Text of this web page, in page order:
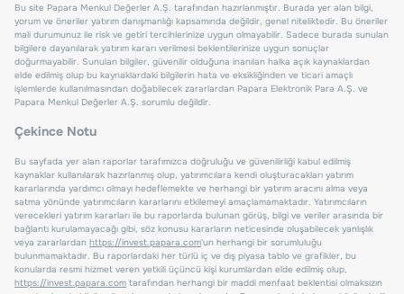
Bu site Papara Menkul Değerler A.Ş. tarafından hazırlanmıştır. Burada yer alan bilgi,
yorum ve öneriler yatırım danışmanlığı kapsamında değildir, genel niteliktedir. Bu öneriler
mali durumunuz ile risk ve getiri tercihlerinize uygun olmayabilir. Sadece burada sunulan
bilgilere dayanılarak yatırım kararı verilmesi beklentilerinize uygun sonuçlar
doğurmayabilir. Sunulan bilgiler, güvenilir olduğuna inanılan halka açık kaynaklardan
elde edilmiş olup bu kaynaklardaki bilgilerin hata ve eksikliğinden ve ticari amaçlı
işlemlerde kullanılmasından doğabilecek zararlardan Papara Elektronik Para A.Ş. ve
Papara Menkul Değerler A.Ş. sorumlu değildir.
Çekince Notu
Bu sayfada yer alan raporlar tarafımızca doğruluğu ve güvenilirliği kabul edilmiş
kaynaklar kullanılarak hazırlanmış olup, yatırımcılara kendi oluşturacakları yatırım
kararlarında yardımcı olmayı hedeflemekte ve herhangi bir yatırım aracını alma veya
satma yönünde yatırımcıların kararlarını etkilemeyi amaçlamamaktadır. Yatırımcıların
verecekleri yatırım kararları ile bu raporlarda bulunan görüş, bilgi ve veriler arasında bir
bağlantı kurulamayacağı gibi, söz konusu kararların neticesinde oluşabilecek yanlışlık
veya zararlardan https://invest.papara.com'un herhangi bir sorumluluğu
bulunmamaktadır. Bu raporlardaki her türlü iç ve dış piyasa tablo ve grafikler, bu
konularda resmi hizmet veren yetkili üçüncü kişi kurumlardan elde edilmiş olup,
https://invest.papara.com tarafından herhangi bir maddi menfaat beklentisi olmaksızın